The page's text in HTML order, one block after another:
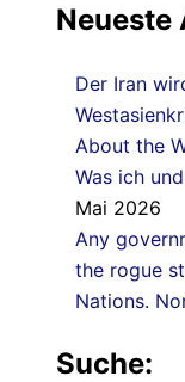
Neueste
Der Iran
About the
Was ich
Mai 2026
Any
the rogue
Nations.
Suche: